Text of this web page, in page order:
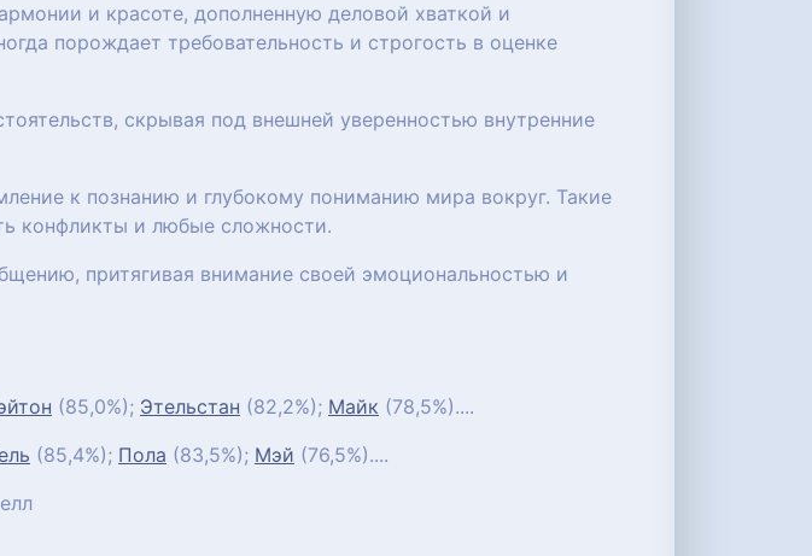
и красоте, дополненную деловой хваткой и
порождает требовательность и строгость в оценке
скрывая под внешней уверенностью внутренние
к познанию и глубокому пониманию мира вокруг. Такие
конфликты и любые сложности.
притягивая внимание своей эмоциональностью и
(85,0%); Этельстан (82,2%); Майк (78,5%)....
(85,4%); Пола (83,5%); Мэй (76,5%)....